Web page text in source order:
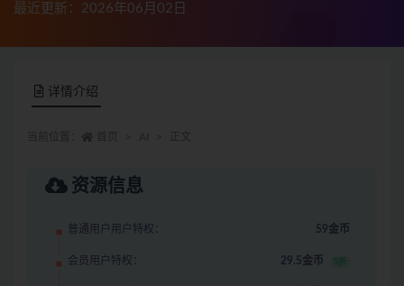
最近更新：2026年06月02日
详情介绍
资源信息
普通用户用户特权： 59金币
会员用户特权： 29.5金币 5折